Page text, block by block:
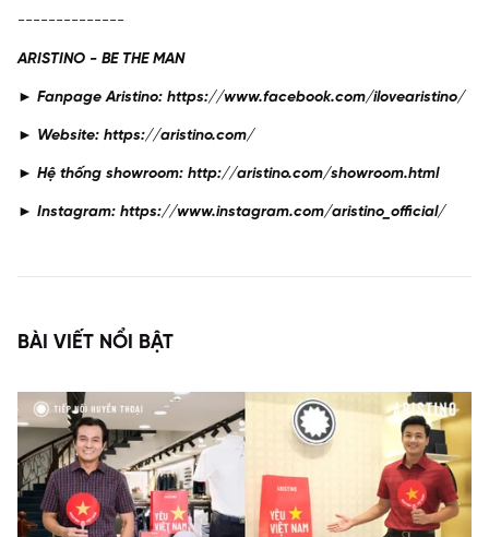
--------------
ARISTINO - BE THE MAN
► Fanpage Aristino: https://www.facebook.com/ilovearistino/
► Website: https://aristino.com/
► Hệ thống showroom: http://aristino.com/showroom.html
► Instagram: https://www.instagram.com/aristino_official/
BÀI VIẾT NỔI BẬT